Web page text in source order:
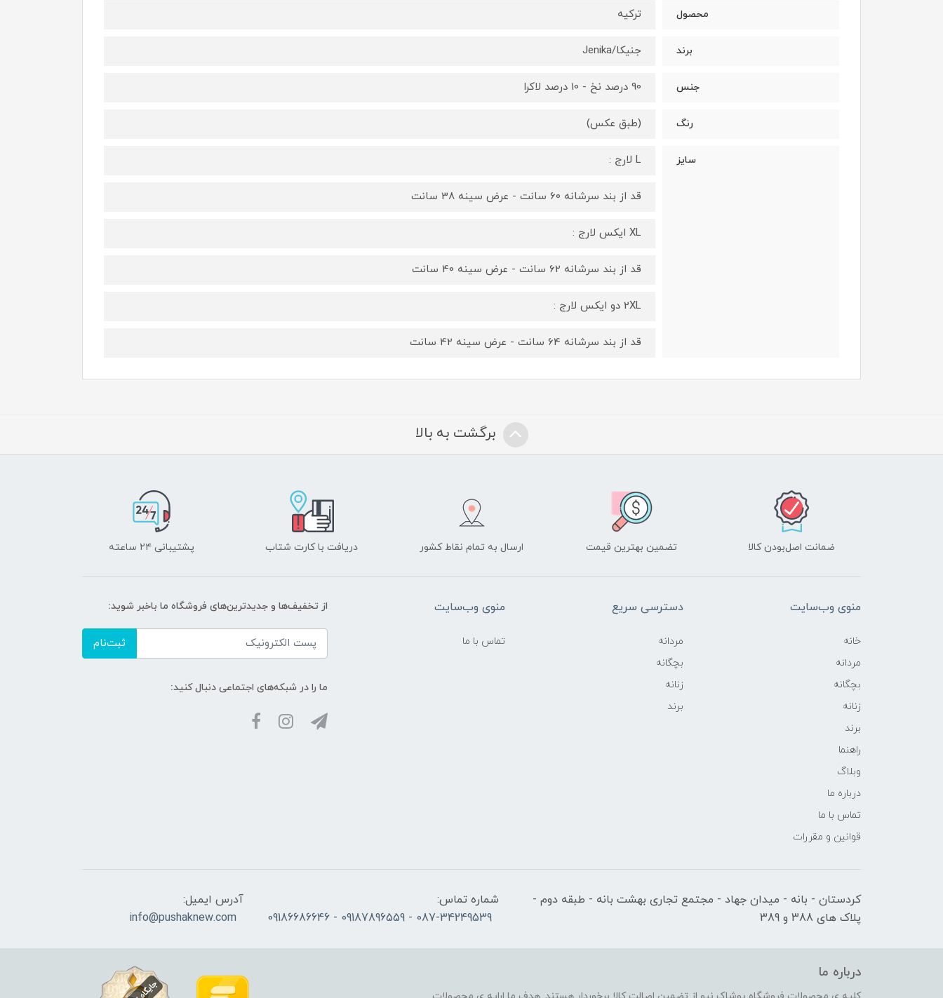
محصول ترکیه
برند جنیکا/Jenika
جنس 90 درصد نخ - 10 درصد لاکرا
رنگ (طبق عکس)
سایز L لارج :
قد از بند سرشانه 60 سانت - عرض سینه 38 سانت
XL ایکس لارج :
قد از بند سرشانه 62 سانت - عرض سینه 40 سانت
2XL دو ایکس لارج :
قد از بند سرشانه 64 سانت - عرض سینه 42 سانت
برگشت به بالا
ضمانت اصل‌بودن کالا تضمین بهترین قیمت ارسال به تمام نقاط کشور دریافت با کارت شتاب پشتیبانی ۲۴ ساعته
منوی وب‌سایت
خانه
مردانه
بچگانه
زنانه
برند
راهنما
وبلاگ
درباره ما
تماس با ما
قوانین و مقررات
دسترسی سریع
مردانه
بچگانه
زنانه
برند
منوی وب‌سایت
تماس با ما
از تخفیف‌ها و جدیدترین‌های فروشگاه ما باخبر شوید:
ثبت‌نام
ما را در شبکه‌های اجتماعی دنبال کنید:
کردستان - بانه - میدان جهاد - مجتمع تجاری بهشت بانه - طبقه دوم -
پلاک های 388 و 389
شماره تماس:
087-34249539 - 09187896559 - 09186686646
آدرس ایمیل:
info@pushaknew.com
درباره ما